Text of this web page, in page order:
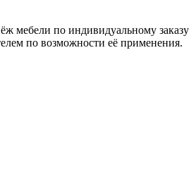
мебели по индивидуальному заказу
по возможности её применения.